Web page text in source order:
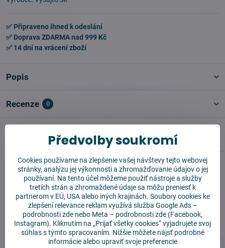
✅ Připraveno ihned k odeslání
✅ Doprava ZDARMA nad 999 Kč
✅ 14 dní na vrácení zboží
Popis
Recenze 0
Mohlo by se vám hodit
24%
Předvolby soukromí
Cookies používame na zlepšenie vašej návštevy tejto webovej
stránky, analýzu jej výkonnosti a zhromažďovanie údajov o jej
používaní. Na tento účel môžeme použiť nástroje a služby
tretích strán a zhromaždené údaje sa môžu preniesť k
partnerom v EÚ, USA alebo iných krajinách. Soubory cookies ke
zlepšení relevance reklam využívá služba Google Ads –
podrobnosti zde nebo Meta – podrobnosti zde (Facebook,
Instagram). Kliknutím na „Prijať všetky cookies“ vyjadrujete svoj
súhlas s týmto spracovaním. Nižšie môžete nájsť podrobné
informácie alebo upraviť svoje preferencie